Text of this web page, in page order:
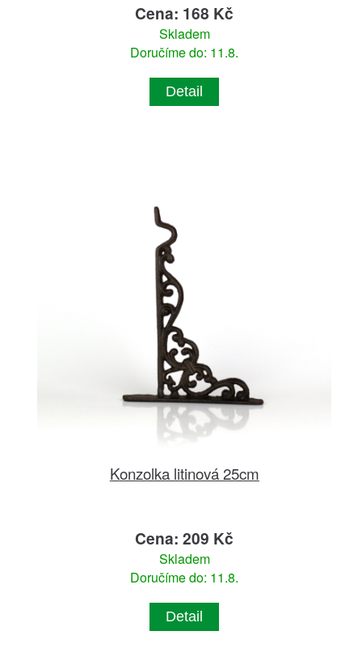
Cena: 168 Kč
Skladem
Doručíme do: 11.8.
Detail
Konzolka litinová 25cm
Cena: 209 Kč
Skladem
Doručíme do: 11.8.
Detail